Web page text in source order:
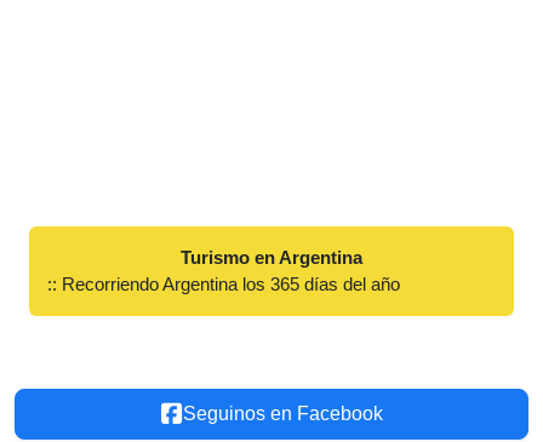
Turismo en Argentina
:: Recorriendo Argentina los 365 días del año
Seguinos en Facebook